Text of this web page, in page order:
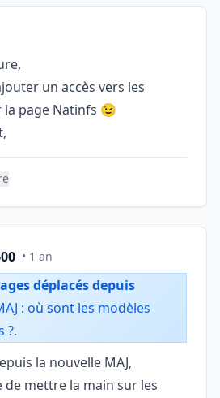
un accès vers les
la page Natinfs 😉
• 1 an
déplacés depuis
: où sont les modèles
?.
la nouvelle MAJ,
de mettre la main sur les